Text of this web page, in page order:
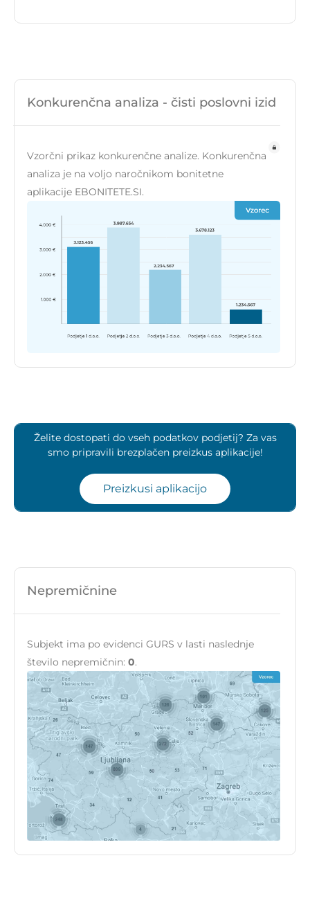
Konkurenčna analiza - čisti poslovni izid
Vzorčni prikaz konkurenčne analize. Konkurenčna
analiza je na voljo naročnikom bonitetne
aplikacije EBONITETE.SI.
Želite dostopati do vseh podatkov podjetij? Za vas
smo pripravili brezplačen preizkus aplikacije!
Preizkusi aplikacijo
Nepremičnine
Subjekt ima po evidenci GURS v lasti naslednje
število nepremičnin: 0.